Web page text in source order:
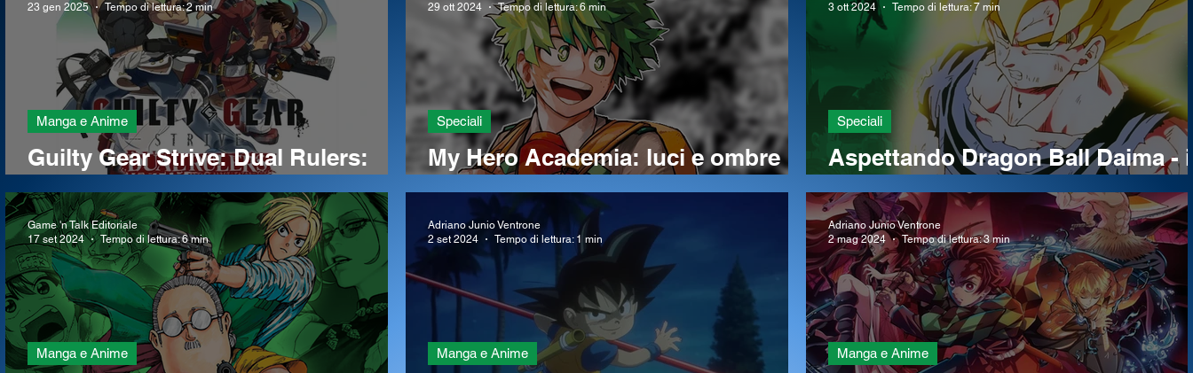
Guilty Gear Strive: Dual Rulers:
l’anime
Manga e Anime
23 gen 2025
Tempo di lettura: 2 min
My Hero Academia: luci e ombre
Speciali
29 ott 2024
Tempo di lettura: 6 min
Aspettando Dragon Ball Daima - i
Speciali
3 ott 2024
Tempo di lettura: 7 min
Manga e Anime
Game 'n Talk Editoriale
17 set 2024
Tempo di lettura: 6 min
Manga e Anime
Adriano Junio Ventrone
2 set 2024
Tempo di lettura: 1 min
Manga e Anime
Adriano Junio Ventrone
2 mag 2024
Tempo di lettura: 3 min